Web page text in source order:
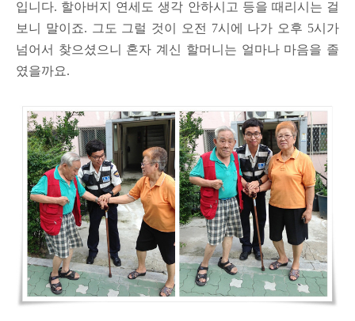
입니다. 할아버지 연세도 생각 안하시고 등을 때리시는 걸
보니 말이죠. 그도 그럴 것이 오전 7시에 나가 오후 5시가
넘어서 찾으셨으니 혼자 계신 할머니는 얼마나 마음을 졸
였을까요.